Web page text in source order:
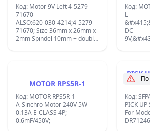
25mm,
2mm
9mm.;
Код: Motor 9V Left 4-5279-
71670
ALSO:620-030-4214;4-5279-
71670; Size 36mm x 26mm x
2mm Spindel 10mm + double
Код:
L
DC
Electric
small
speed,
11;CFS-
500KD-
MOTOR RPS5R-1
Код: MOTOR RPS5R-1
A-Sinchro Motor 240V 5W
0.13A E-CLASS 4P;
0.6mF/450V;
По
PICK
Код:
PICK
For